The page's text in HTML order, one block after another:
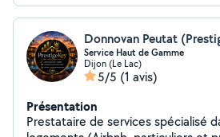
Donnovan Peutat
Service Haut de Gamme
Dijon (Le Lac)
5/5 (1 avis)
Présentation
Prestataire de services spécialisé